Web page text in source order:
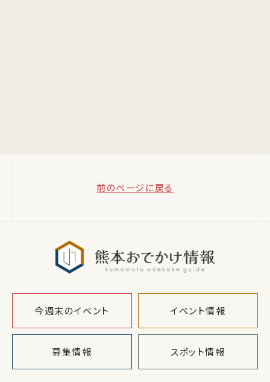
前のページに戻る
今週末のイベント イベント情報
募集情報 スポット情報